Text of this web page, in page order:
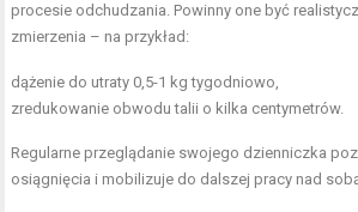
procesie odchudzania. Powinny one być
zmierzenia – na przykład:
dążenie do utraty 0,5-1 kg tygodniowo,
zredukowanie obwodu talii o kilka centymetrów.
Regularne przeglądanie swojego dzienniczka
osiągnięcia i mobilizuje do dalszej pracy nad